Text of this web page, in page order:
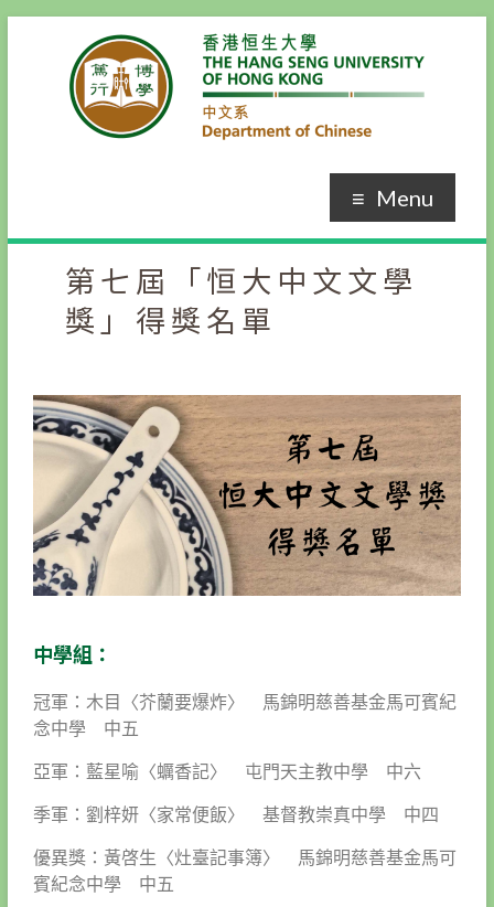
Menu
第七屆「恒大中文文學
獎」得獎名單
中學組：
冠軍：木目〈芥蘭要爆炸〉 馬錦明慈善基金馬可賓紀
念中學 中五
亞軍：藍星喻〈蠣香記〉 屯門天主教中學 中六
季軍：劉梓妍〈家常便飯〉 基督教崇真中學 中四
優異獎：黃啓生〈灶臺記事簿〉 馬錦明慈善基金馬可
賓紀念中學 中五